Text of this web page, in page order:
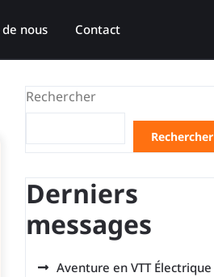
nous Contact
Rechercher
Rechercher
Derniers
messages
Aventure en VTT Électrique